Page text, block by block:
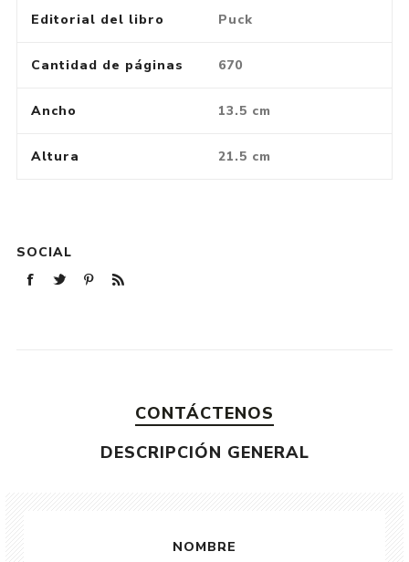
Editorial del libro Puck
Cantidad de páginas 670
Ancho 13.5 cm
Altura 21.5 cm
SOCIAL
CONTÁCTENOS
DESCRIPCIÓN GENERAL
NOMBRE